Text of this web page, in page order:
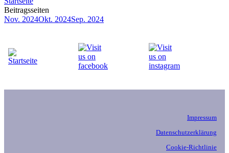
Beitragsseiten
Nov. 2024Okt. 2024Sep. 2024
Impressum
Datenschutzerklärung
Cookie-Richtlinie